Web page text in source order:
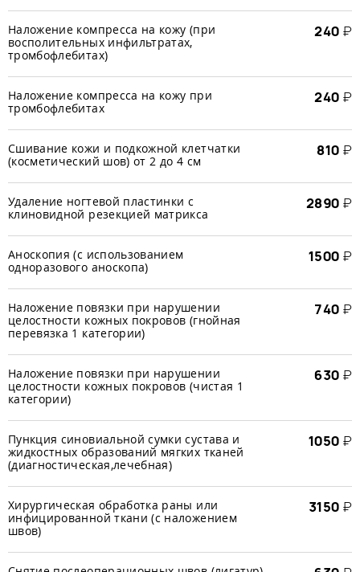
Наложение компресса на кожу (при
восполительных инфильтратах,
тромбофлебитах)
240 ₽
Наложение компресса на кожу при
тромбофлебитах
240 ₽
Сшивание кожи и подкожной клетчатки
(косметический шов) от 2 до 4 см
810 ₽
Удаление ногтевой пластинки с
клиновидной резекцией матрикса
2890 ₽
Аноскопия (с использованием
одноразового аноскопа)
1500 ₽
Наложение повязки при нарушении
целостности кожных покровов (гнойная
перевязка 1 категории)
740 ₽
Наложение повязки при нарушении
целостности кожных покровов (чистая 1
категории)
630 ₽
Пункция синовиальной сумки сустава и
жидкостных образований мягких тканей
(диагностическая,лечебная)
1050 ₽
Хирургическая обработка раны или
инфицированной ткани (с наложением
швов)
3150 ₽